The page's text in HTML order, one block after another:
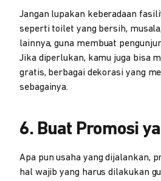
Jangan lupakan keberadaan
seperti toilet yang bersih,
lainnya, guna membuat
Jika diperlukan, kamu juga bisa
gratis, berbagai dekorasi yang
sebagainya.
6. Buat Promosi
Apa pun usaha yang dijalankan,
hal wajib yang harus dilakukan